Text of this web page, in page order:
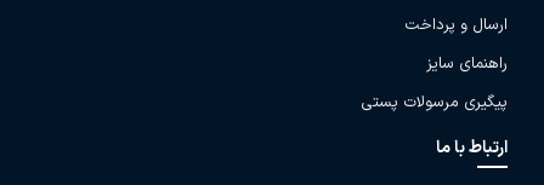
ارسال و پرداخت
راهنمای سایز
پیگیری مرسولات پستی
ارتباط با ما